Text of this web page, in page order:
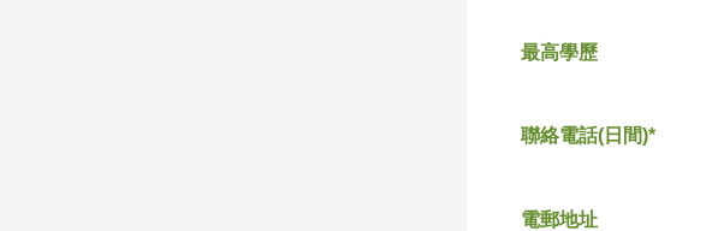
最高學歷
聯絡電話(日間)*
電郵地址